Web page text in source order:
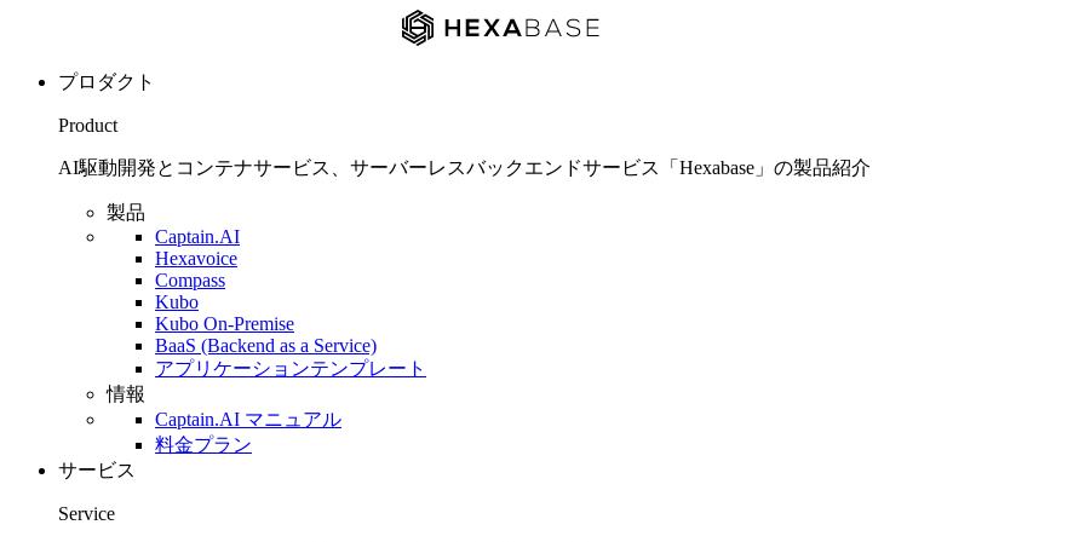
プロダクト
Product
AI駆動開発とコンテナサービス、サーバーレスバックエンドサービス「Hexabase」の製品紹介
製品
Captain.AI
Hexavoice
Compass
Kubo
Kubo On-Premise
BaaS (Backend as a Service)
アプリケーションテンプレート
情報
Captain.AI マニュアル
料金プラン
サービス
Service